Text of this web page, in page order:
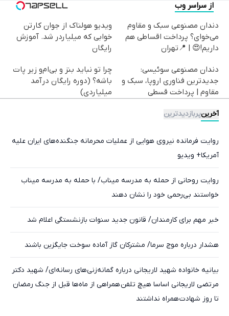
از سراسر وب
دندان مصنوعی سبک و مقاوم
می‌خوای؟ پرداخت اقساطی هم
داریم!😍 | 📍تهران
ویدیو هولناک از جوان کارتن
خوابی که میلیاردر شد. آموزش
رایگان
دندان مصنوعی سوئیسی:
جدیدترین فناوری اروپا، سبک و
مقاوم | پرداخت قسطی
چرا تو نباید بنز و بی‌ام‌و زیر پات
باشه؟ (دوره رایگان درآمد
میلیاردی)
آخرینپربازدیدترین
روایت فرمانده نیروی هوایی از عملیات محرمانه جنگنده‌های ایران علیه
آمریکا+ ویدیو
روایت روحانی از حمله به مدرسه میناب/ با حمله به مدرسه میناب
خواستند بی‌رحمی خود را نشان دهند
خبر مهم برای کارمندان/ قانون جدید سنوات بازنشستگی اعلام شد
هشدار درباره موج سرما/ مشترکان گاز آماده سوخت جایگزین باشند
بیانیه خانواده شهید لاریجانی درباره گمانه‌زنی‌های رسانه‌ای/ شهید دکتر
مرتضی لاریجانی اساسا هیچ تلفن همراهی از ماه‌ها قبل از جنگ رمضان
تا روز شهادت همراه نداشتند